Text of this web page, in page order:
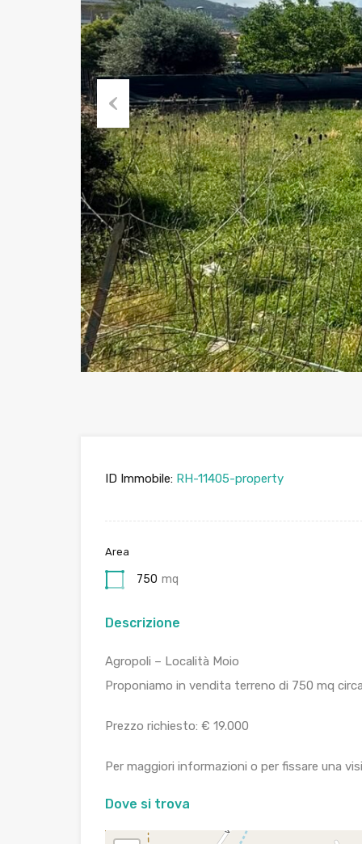
Previous
ID Immobile: RH-11405-property
Area
750 mq
Descrizione
Agropoli – Località Moio
Proponiamo in vendita terreno di 750 mq
Prezzo richiesto: € 19.000
Per maggiori informazioni o per fissare una
Dove si trova